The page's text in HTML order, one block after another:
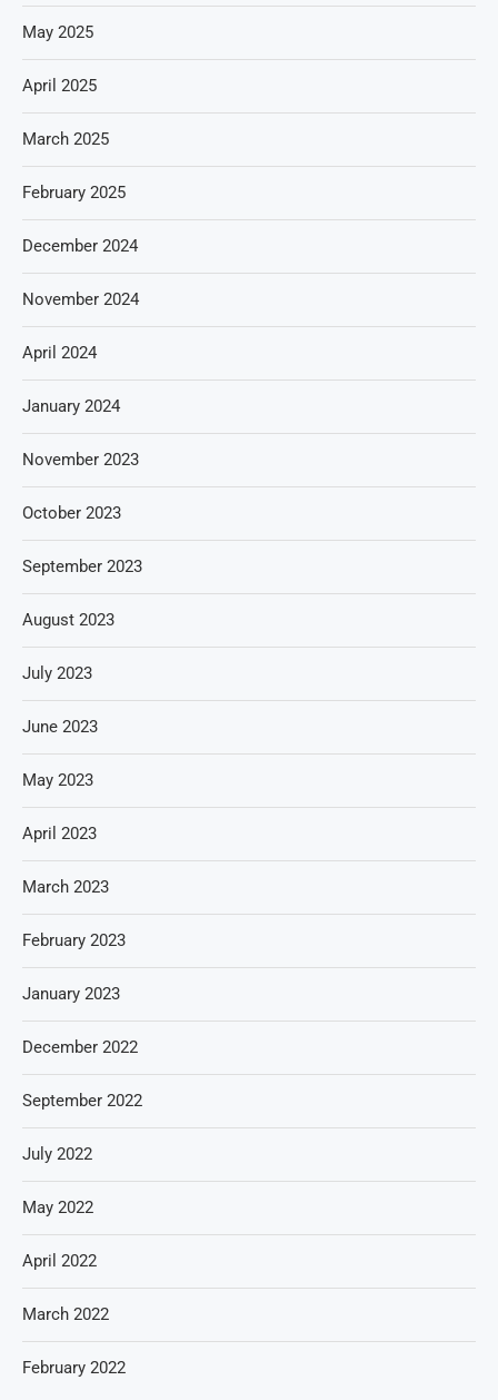
May 2025
April 2025
March 2025
February 2025
December 2024
November 2024
April 2024
January 2024
November 2023
October 2023
September 2023
August 2023
July 2023
June 2023
May 2023
April 2023
March 2023
February 2023
January 2023
December 2022
September 2022
July 2022
May 2022
April 2022
March 2022
February 2022